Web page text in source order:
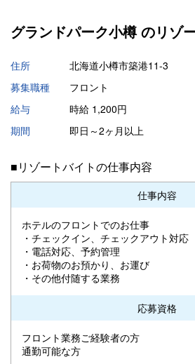
グランドパーク小樽 のリゾ
住所
北海道小樽市築港11-3
募集職種
フロント
給与
時給 1,200円
期間
即日～2ヶ月以上
■リゾートバイトの仕事内容
仕事内容
ホテルのフロントでのお仕事
・チェックイン、チェックアウト対応
・電話対応、予約管理
・お荷物のお預かり、お運び
・その他付随する業務
応募資格
フロント業務ご経験者の方
通勤可能な方